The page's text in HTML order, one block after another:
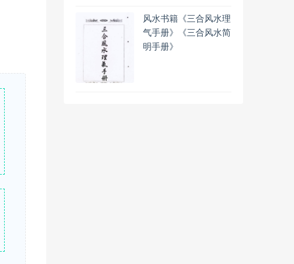
风水书籍《三合风水理
气手册》《三合风水简
明手册》